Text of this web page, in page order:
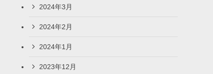
2024年3月
2024年2月
2024年1月
2023年12月